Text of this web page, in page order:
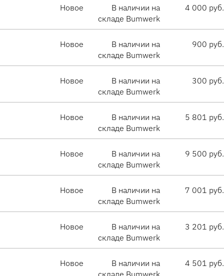
Новое
В наличии на
складе Bumwerk
4 000 руб.
Новое
В наличии на
складе Bumwerk
900 руб.
Новое
В наличии на
складе Bumwerk
300 руб.
Новое
В наличии на
складе Bumwerk
5 801 руб.
Новое
В наличии на
складе Bumwerk
9 500 руб.
Новое
В наличии на
складе Bumwerk
7 001 руб.
Новое
В наличии на
складе Bumwerk
3 201 руб.
Новое
В наличии на
4 501 руб.